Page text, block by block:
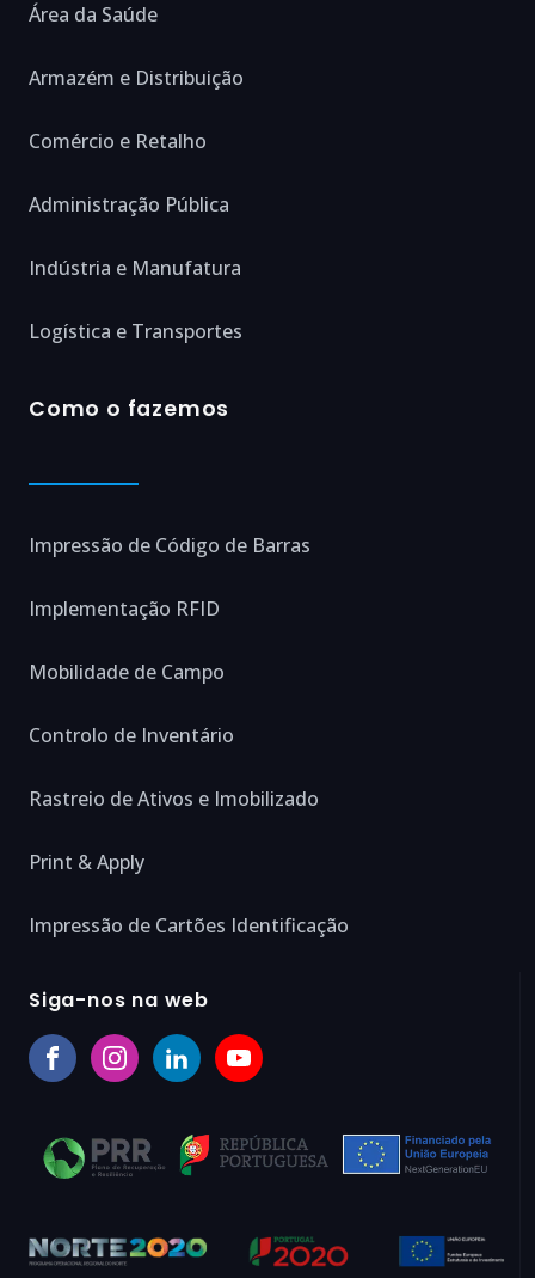
Área da Saúde
Armazém e Distribuição
Comércio e Retalho
Administração Pública
Indústria e Manufatura
Logística e Transportes
Como o fazemos
Impressão de Código de Barras
Implementação RFID
Mobilidade de Campo
Controlo de Inventário
Rastreio de Ativos e Imobilizado
Print & Apply
Impressão de Cartões Identificação
Siga-nos na web